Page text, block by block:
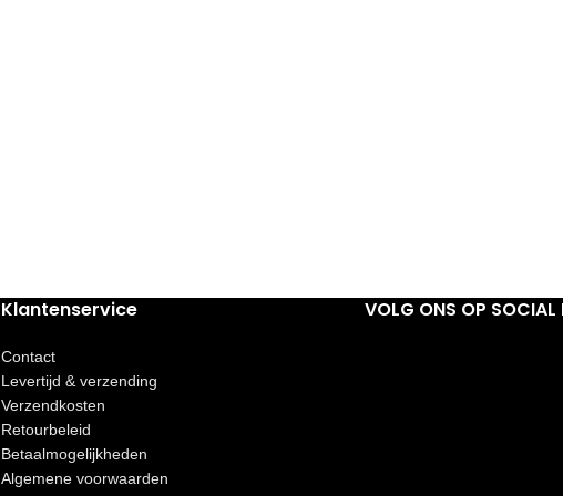
Klantenservice
Contact
Levertijd & verzending
Verzendkosten
Retourbeleid
Betaalmogelijkheden
Algemene voorwaarden
VOLG ONS OP SOCIAL